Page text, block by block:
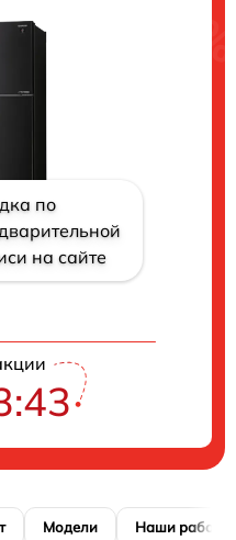
по
на сайте
Модели Наши работы